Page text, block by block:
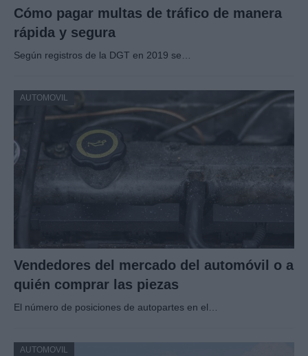
Cómo pagar multas de tráfico de manera
rápida y segura
Según registros de la DGT en 2019 se…
AUTOMOVIL
Vendedores del mercado del automóvil o a
quién comprar las piezas
El número de posiciones de autopartes en el…
AUTOMOVIL